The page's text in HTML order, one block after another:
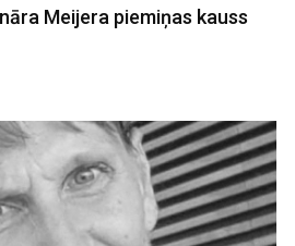
Meijera piemiņas kauss